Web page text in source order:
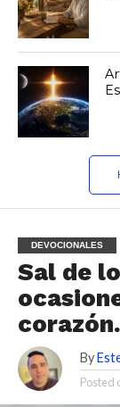
DEVOCIONALES
Sal de
corazón.
By
Posted